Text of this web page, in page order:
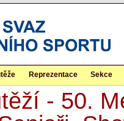
Reprezentace Sekce
- 50.